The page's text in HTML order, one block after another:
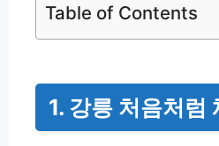
Table of Contents
1. 강릉 처음처럼